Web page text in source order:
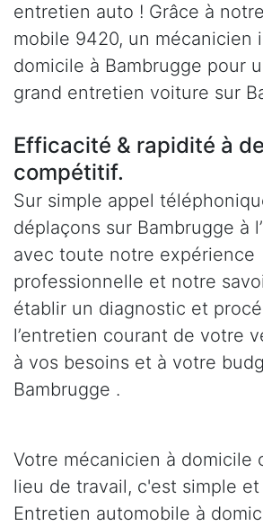
entretien auto ! Grâce à
mobile 9420, un mécanicien
domicile à Bambrugge pour
grand entretien voiture sur
Efficacité & rapidité à
compétitif.
Sur simple appel
déplaçons sur Bambrugge à
avec toute notre expérience
professionnelle et notre
établir un diagnostic et
l’entretien courant de votre
à vos besoins et à votre
Bambrugge .
Votre mécanicien à domicile
lieu de travail, c'est simple et
Entretien automobile à